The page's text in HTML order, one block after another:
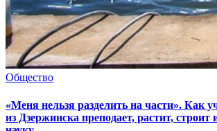
Общество
«Меня нельзя разделить на части». Как
из Дзержинска преподает, растит, строит